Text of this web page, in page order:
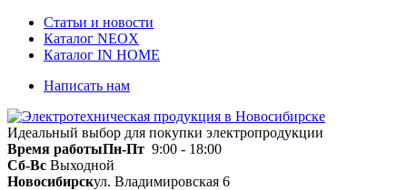
Статьи и новости
Каталог NEOX
Каталог IN HOME
Написать нам
Идеальный выбор для покупки электропродукции
Время работыПн-Пт 9:00 - 18:00
Сб-Вс Выходной
Новосибирскул. Владимировская 6